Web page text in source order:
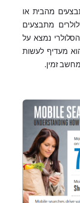
מתבצעים מהבית או
הסלולרים מתבצעים
נמצא על
מעדיף לעשות
זמין.